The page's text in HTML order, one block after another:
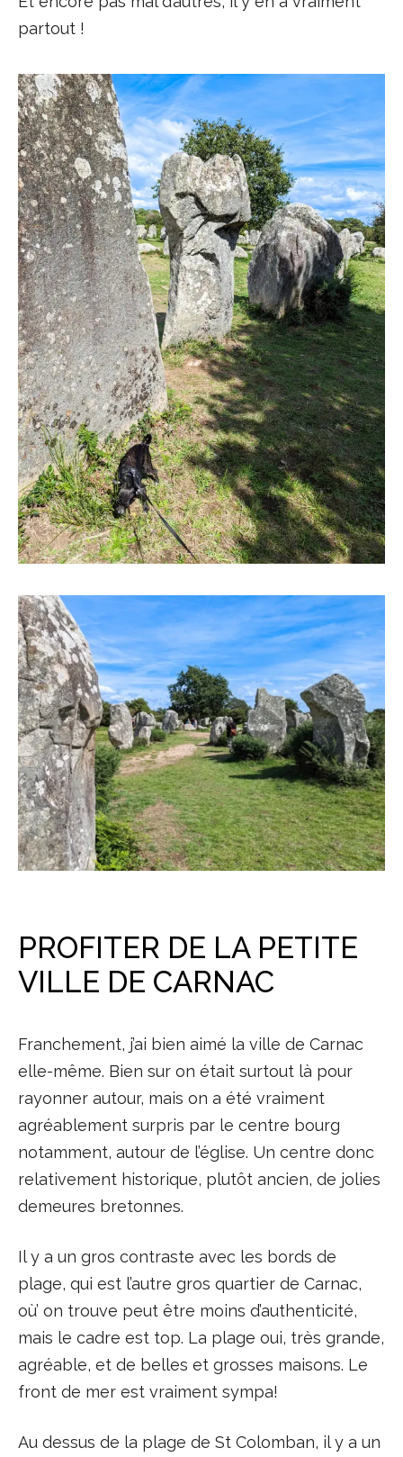
partout !
PROFITER DE LA PETITE
VILLE DE CARNAC
Franchement, j’ai bien aimé la ville de Carnac
elle-même. Bien sur on était surtout là pour
rayonner autour, mais on a été vraiment
agréablement surpris par le centre bourg
notamment, autour de l’église. Un centre donc
relativement historique, plutôt ancien, de jolies
demeures bretonnes.
Il y a un gros contraste avec les bords de
plage, qui est l’autre gros quartier de Carnac,
où’ on trouve peut être moins d’authenticité,
mais le cadre est top. La plage oui, très grande,
agréable, et de belles et grosses maisons. Le
front de mer est vraiment sympa!
Au dessus de la plage de St Colomban, il y a un